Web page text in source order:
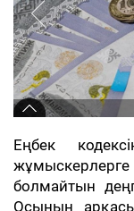
Еңбек
болмайтын
Осының